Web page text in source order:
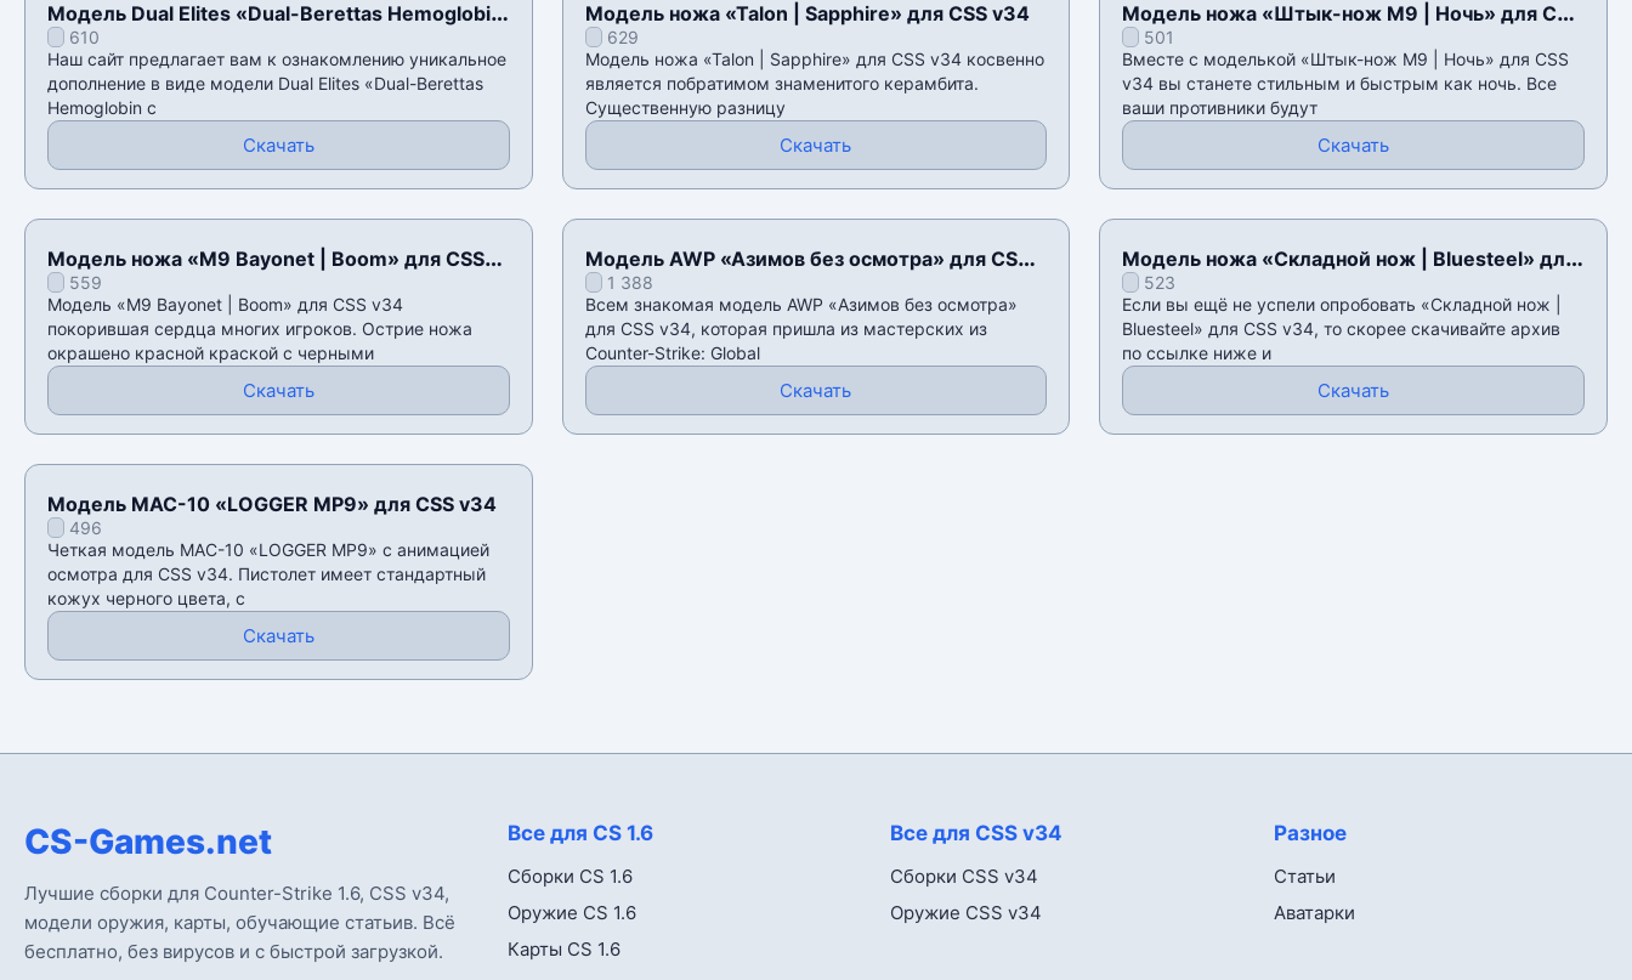
Модель Dual Elites «Dual-Berettas Hemoglobin
с наклейками» для CSS v34
610
Наш сайт предлагает вам к ознакомлению уникальное
дополнение в виде модели Dual Elites «Dual-Berettas
Hemoglobin с
Скачать
Модель ножа «Talon | Sapphire» для CSS v34
629
Модель ножа «Talon | Sapphire» для CSS v34 косвенно
является побратимом знаменитого керамбита.
Существенную разницу
Скачать
Модель ножа «Штык-нож M9 | Ночь» для CSS
v34501
Вместе с моделькой «Штык-нож M9 | Ночь» для CSS
v34 вы станете стильным и быстрым как ночь. Все
ваши противники будут
Скачать
Модель ножа «M9 Bayonet | Boom» для CSS
v34559
Модель «M9 Bayonet | Boom» для CSS v34
покорившая сердца многих игроков. Острие ножа
окрашено красной краской с черными
Скачать
Модель AWP «Азимов без осмотра» для CSS
v341 388
Всем знакомая модель AWP «Азимов без осмотра»
для CSS v34, которая пришла из мастерских из
Counter-Strike: Global
Скачать
Модель ножа «Складной нож | Bluesteel» для
CSS v34
523
Если вы ещё не успели опробовать «Складной нож |
Bluesteel» для CSS v34, то скорее скачивайте архив
по ссылке ниже и
Скачать
Модель MAC-10 «LOGGER MP9» для CSS v34
496
Четкая модель MAC-10 «LOGGER MP9» с анимацией
осмотра для CSS v34. Пистолет имеет стандартный
кожух черного цвета, с
Скачать
CS-Games.net
Лучшие сборки для Counter-Strike 1.6, CSS v34,
модели оружия, карты, обучающие статьив. Всё
бесплатно, без вирусов и с быстрой загрузкой.
Все для CS 1.6
Сборки CS 1.6
Оружие CS 1.6
Карты CS 1.6
Все для CSS v34
Сборки CSS v34
Оружие CSS v34
Разное
Статьи
Аватарки